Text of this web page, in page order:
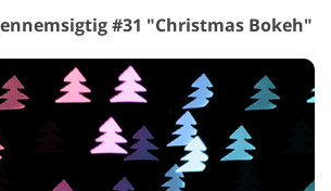
#31 "Christmas Bokeh"